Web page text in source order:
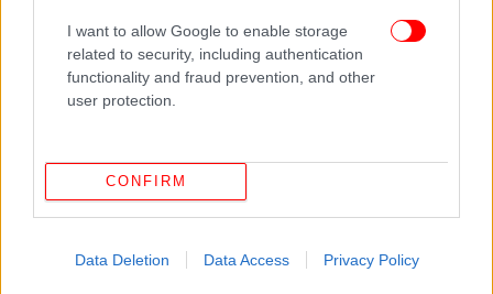
I want to allow Google to enable storage
related to security, including authentication
functionality and fraud prevention, and other
user protection.
CONFIRM
Data Deletion Data Access Privacy Policy
τελευταία αεροπορική εταιρεία του Χονγκ Κόνγκ
που ακύρωσε πτήσεις προς την Ιαπωνία λόγω
χαμηλής ζήτησης, λέγοντας ότι από το Σεπτέμβριο
θα αναστείλει επ' αόριστον την εξυπηρέτηση της